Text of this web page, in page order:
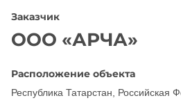
Заказчик
ООО «АРЧА»
Расположение объекта
Республика Татарстан, Российская